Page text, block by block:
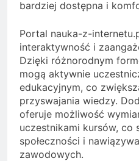
bardziej dostępna i
Portal nauka-z-
interaktywność i
Dzięki różnorodnym
mogą aktywnie
edukacyjnym, co
przyswajania wiedzy.
oferuje możliwość
uczestnikami kursów, co
społeczności i
zawodowych.